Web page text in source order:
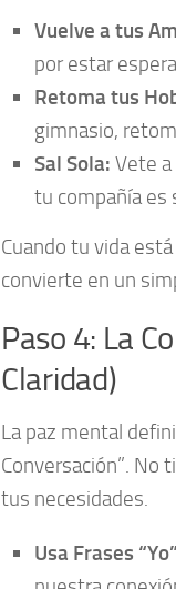
Vuelve a tus
por estar
Retoma tus
gimnasio,
Sal Sola: Vete
tu compañía es
Cuando tu vida
convierte en un
Paso 4: La
Claridad)
La paz mental
Conversación”. No
tus necesidades.
Usa Frases